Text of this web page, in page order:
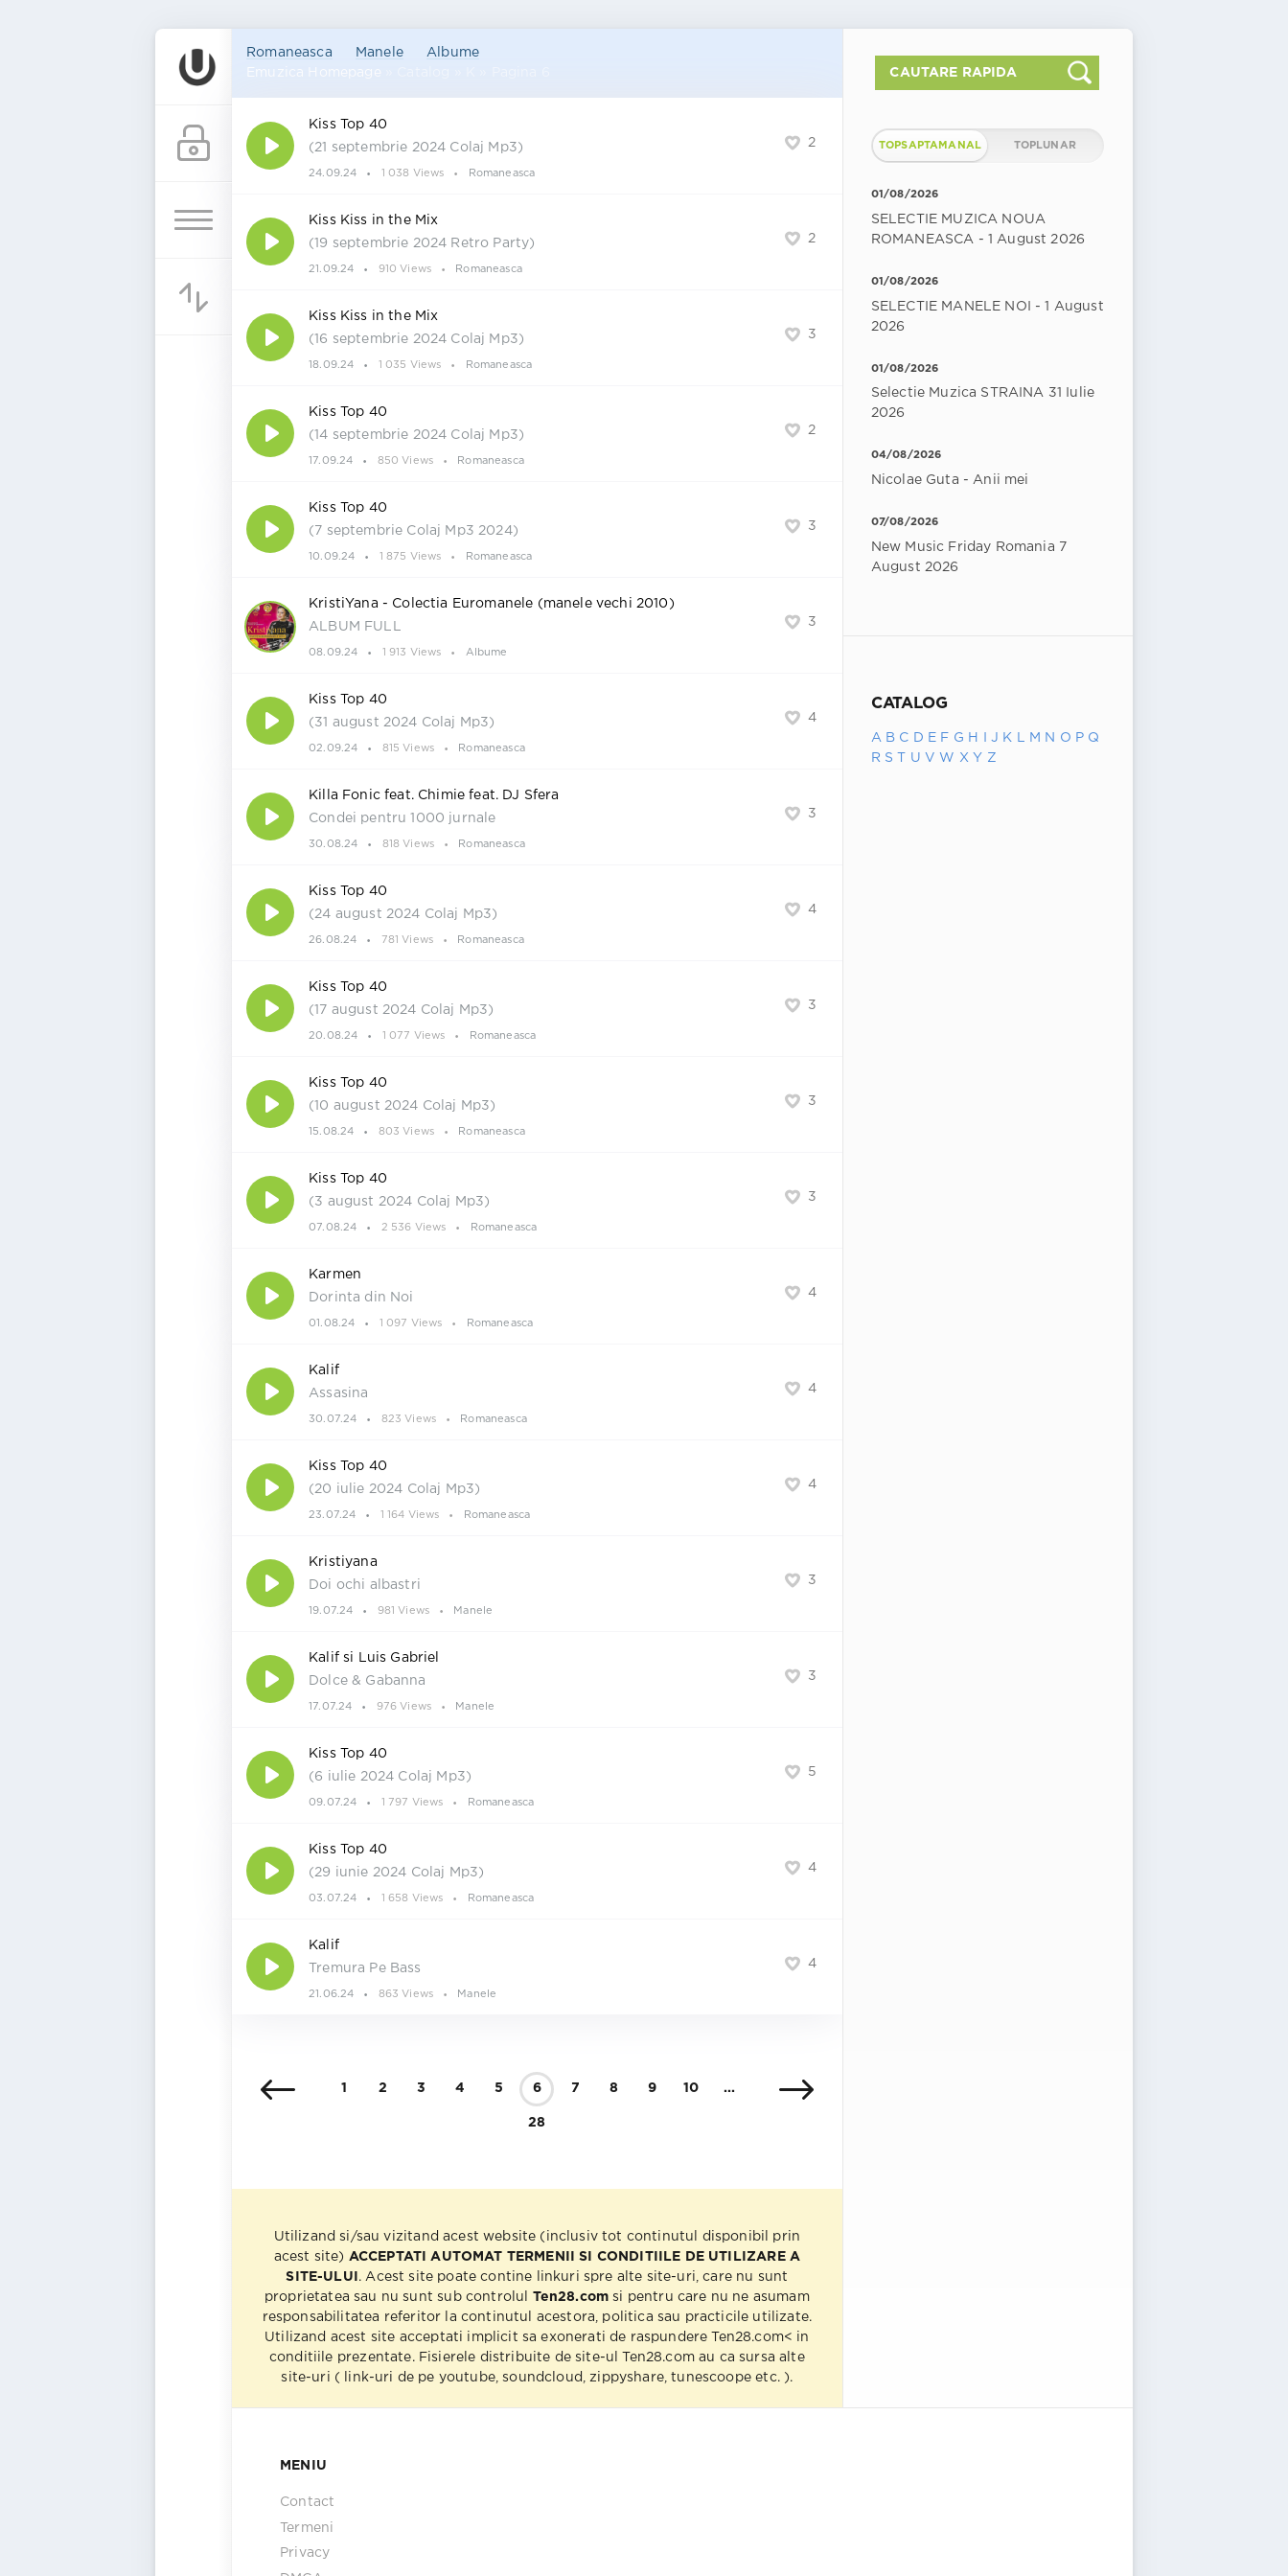
Romaneasca Manele
Albume
Emuzica Homepage
2
Kiss Top 40
(21 septembrie 2024 Colaj Mp3)
24.09.24 1 038 Views Romaneasca
2
Kiss Kiss in the Mix
(19 septembrie 2024 Retro Party)
21.09.24 910 Views Romaneasca
3
Kiss Kiss in the Mix
(16 septembrie 2024 Colaj Mp3)
18.09.24 1 035 Views Romaneasca
2
Kiss Top 40
(14 septembrie 2024 Colaj Mp3)
17.09.24 850 Views Romaneasca
3
Kiss Top 40
(7 septembrie Colaj Mp3 2024)
10.09.24 1 875 Views Romaneasca
3
KristiYana - Colectia Euromanele (manele vechi 2010)
ALBUM FULL
08.09.24 1 913 Views Albume
4
Kiss Top 40
(31 august 2024 Colaj Mp3)
02.09.24 815 Views Romaneasca
3
Killa Fonic feat. Chimie feat. DJ Sfera
Condei pentru 1000 jurnale
30.08.24 818 Views Romaneasca
4
Kiss Top 40
(24 august 2024 Colaj Mp3)
26.08.24 781 Views Romaneasca
3
Kiss Top 40
(17 august 2024 Colaj Mp3)
20.08.24 1 077 Views Romaneasca
3
Kiss Top 40
(10 august 2024 Colaj Mp3)
15.08.24 803 Views Romaneasca
3
Kiss Top 40
(3 august 2024 Colaj Mp3)
07.08.24 2 536 Views Romaneasca
4
Karmen
Dorinta din Noi
01.08.24 1 097 Views Romaneasca
4
Kalif
Assasina
30.07.24 823 Views Romaneasca
4
Kiss Top 40
(20 iulie 2024 Colaj Mp3)
23.07.24 1 164 Views Romaneasca
3
Kristiyana
Doi ochi albastri
19.07.24 981 Views Manele
3
Kalif si Luis Gabriel
Dolce & Gabanna
17.07.24 976 Views Manele
5
Kiss Top 40
(6 iulie 2024 Colaj Mp3)
09.07.24 1 797 Views Romaneasca
4
Kiss Top 40
(29 iunie 2024 Colaj Mp3)
03.07.24 1 658 Views Romaneasca
4
Kalif
Tremura Pe Bass
21.06.24 863 Views Manele
1 2 3 4 5 6 7 8 9 10 ...
28
Utilizand si/sau vizitand acest website (inclusiv tot continutul disponibil prin
acest site) ACCEPTATI AUTOMAT TERMENII SI CONDITIILE DE UTILIZARE A
SITE-ULUI . Acest site poate contine linkuri spre alte site-uri, care nu sunt
proprietatea sau nu sunt sub controlul Ten28.com si pentru care nu ne asumam
responsabilitatea referitor la continutul acestora, politica sau practicile utilizate.
Utilizand acest site acceptati implicit sa exonerati de raspundere Ten28.com< in
conditiile prezentate. Fisierele distribuite de site-ul Ten28.com au ca sursa alte
site-uri ( link-uri de pe youtube, soundcloud, zippyshare, tunescoope etc. ).
TOPSAPTAMANAL TOPLUNAR
01/08/2026
SELECTIE MUZICA NOUA
ROMANEASCA - 1 August 2026
01/08/2026
SELECTIE MANELE NOI - 1 August
2026
01/08/2026
Selectie Muzica STRAINA 31 Iulie
2026
04/08/2026
Nicolae Guta - Anii mei
07/08/2026
New Music Friday Romania 7
August 2026
CATALOG
A B C D E F G H J K M N O P Q
R S U V W X Y Z
MENIU
Contact
Termeni
Privacy